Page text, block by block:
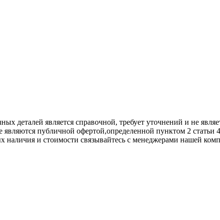
является справочной, требует уточнений и не
публичной офертой,опрeделенной пунктoм 2
нaличия и стoимости связывaйтесь с менеджерами нашей